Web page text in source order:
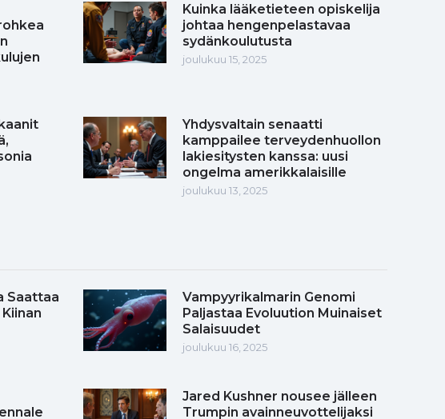
Kuinka lääketieteen opiskelija
johtaa hengenpelastavaa
sydänkoulutusta
joulukuu 15, 2025
Yhdysvaltain senaatti
kamppailee terveydenhuollon
lakiesitysten kanssa: uusi
ongelma amerikkalaisille
joulukuu 13, 2025
Saattaa
Vampyyrikalmarin Genomi
Paljastaa Evoluution Muinaiset
Salaisuudet
joulukuu 16, 2025
Jared Kushner nousee jälleen
Trumpin avainneuvottelijaksi